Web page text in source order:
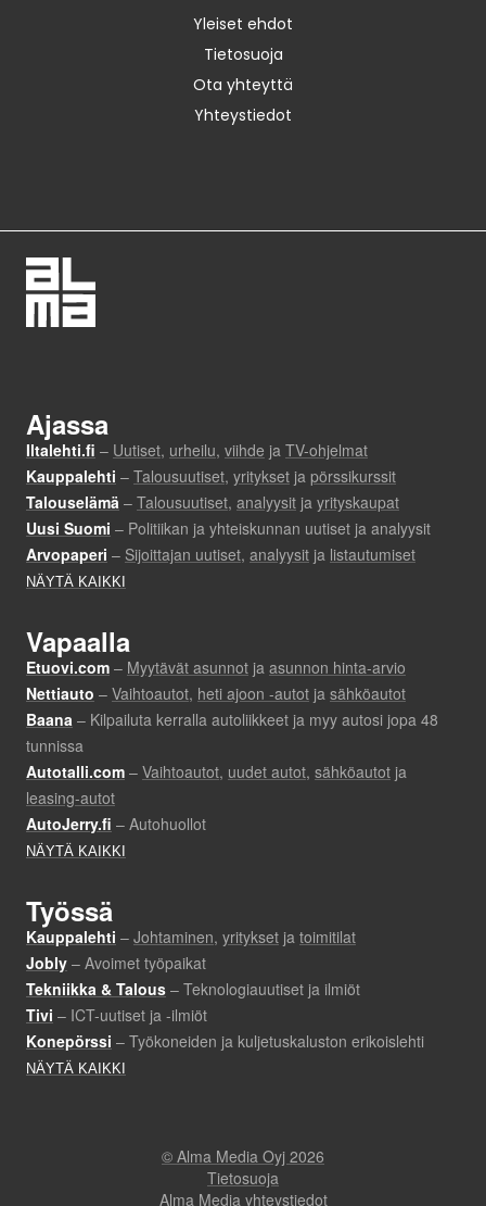
Yleiset ehdot
Tietosuoja
Ota yhteyttä
Yhteystiedot